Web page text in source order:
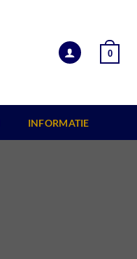
0
INFORMATIE